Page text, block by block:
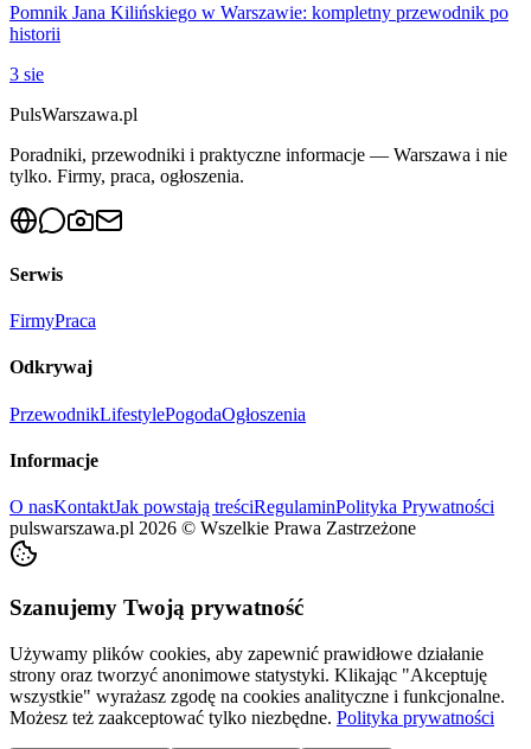
Pomnik Jana Kilińskiego w Warszawie: kompletny przewodnik po
historii
3 sie
PulsWarszawa.pl
Poradniki, przewodniki i praktyczne informacje — Warszawa i nie
tylko. Firmy, praca, ogłoszenia.
Serwis
FirmyPraca
Odkrywaj
PrzewodnikLifestylePogodaOgłoszenia
Informacje
O nasKontaktJak powstają treściRegulaminPolityka Prywatności
pulswarszawa.pl 2026 © Wszelkie Prawa Zastrzeżone
Szanujemy Twoją prywatność
Używamy plików cookies, aby zapewnić prawidłowe działanie
strony oraz tworzyć anonimowe statystyki. Klikając "Akceptuję
wszystkie" wyrażasz zgodę na cookies analityczne i funkcjonalne.
Możesz też zaakceptować tylko niezbędne. Polityka prywatności